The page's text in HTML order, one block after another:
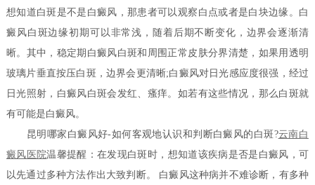
想知道白斑是不是白癜风，那患者可以观察白点或者是白块边缘。白
癜风白斑边缘初期可以非常浅，随着后期不断变化，边界会逐渐清
晰。其中，稳定期白癜风白斑和周围正常皮肤分界清楚，如果用透明
玻璃片垂直按压白斑，边界会更清晰;白癜风对日光感应度很强，经过
日光照射，白癜风白斑会发红、瘙痒。如若有这些情况，那么白斑就
有可能是白癜风。
昆明哪家白癜风好-如何客观地认识和判断白癜风的白斑?云南白
癜风医院温馨提醒：在发现白斑时，想知道该疾病是否是白癜风，可
以先通过多种方法作出大致判断。 白癜风这种病并不难诊断，有多种